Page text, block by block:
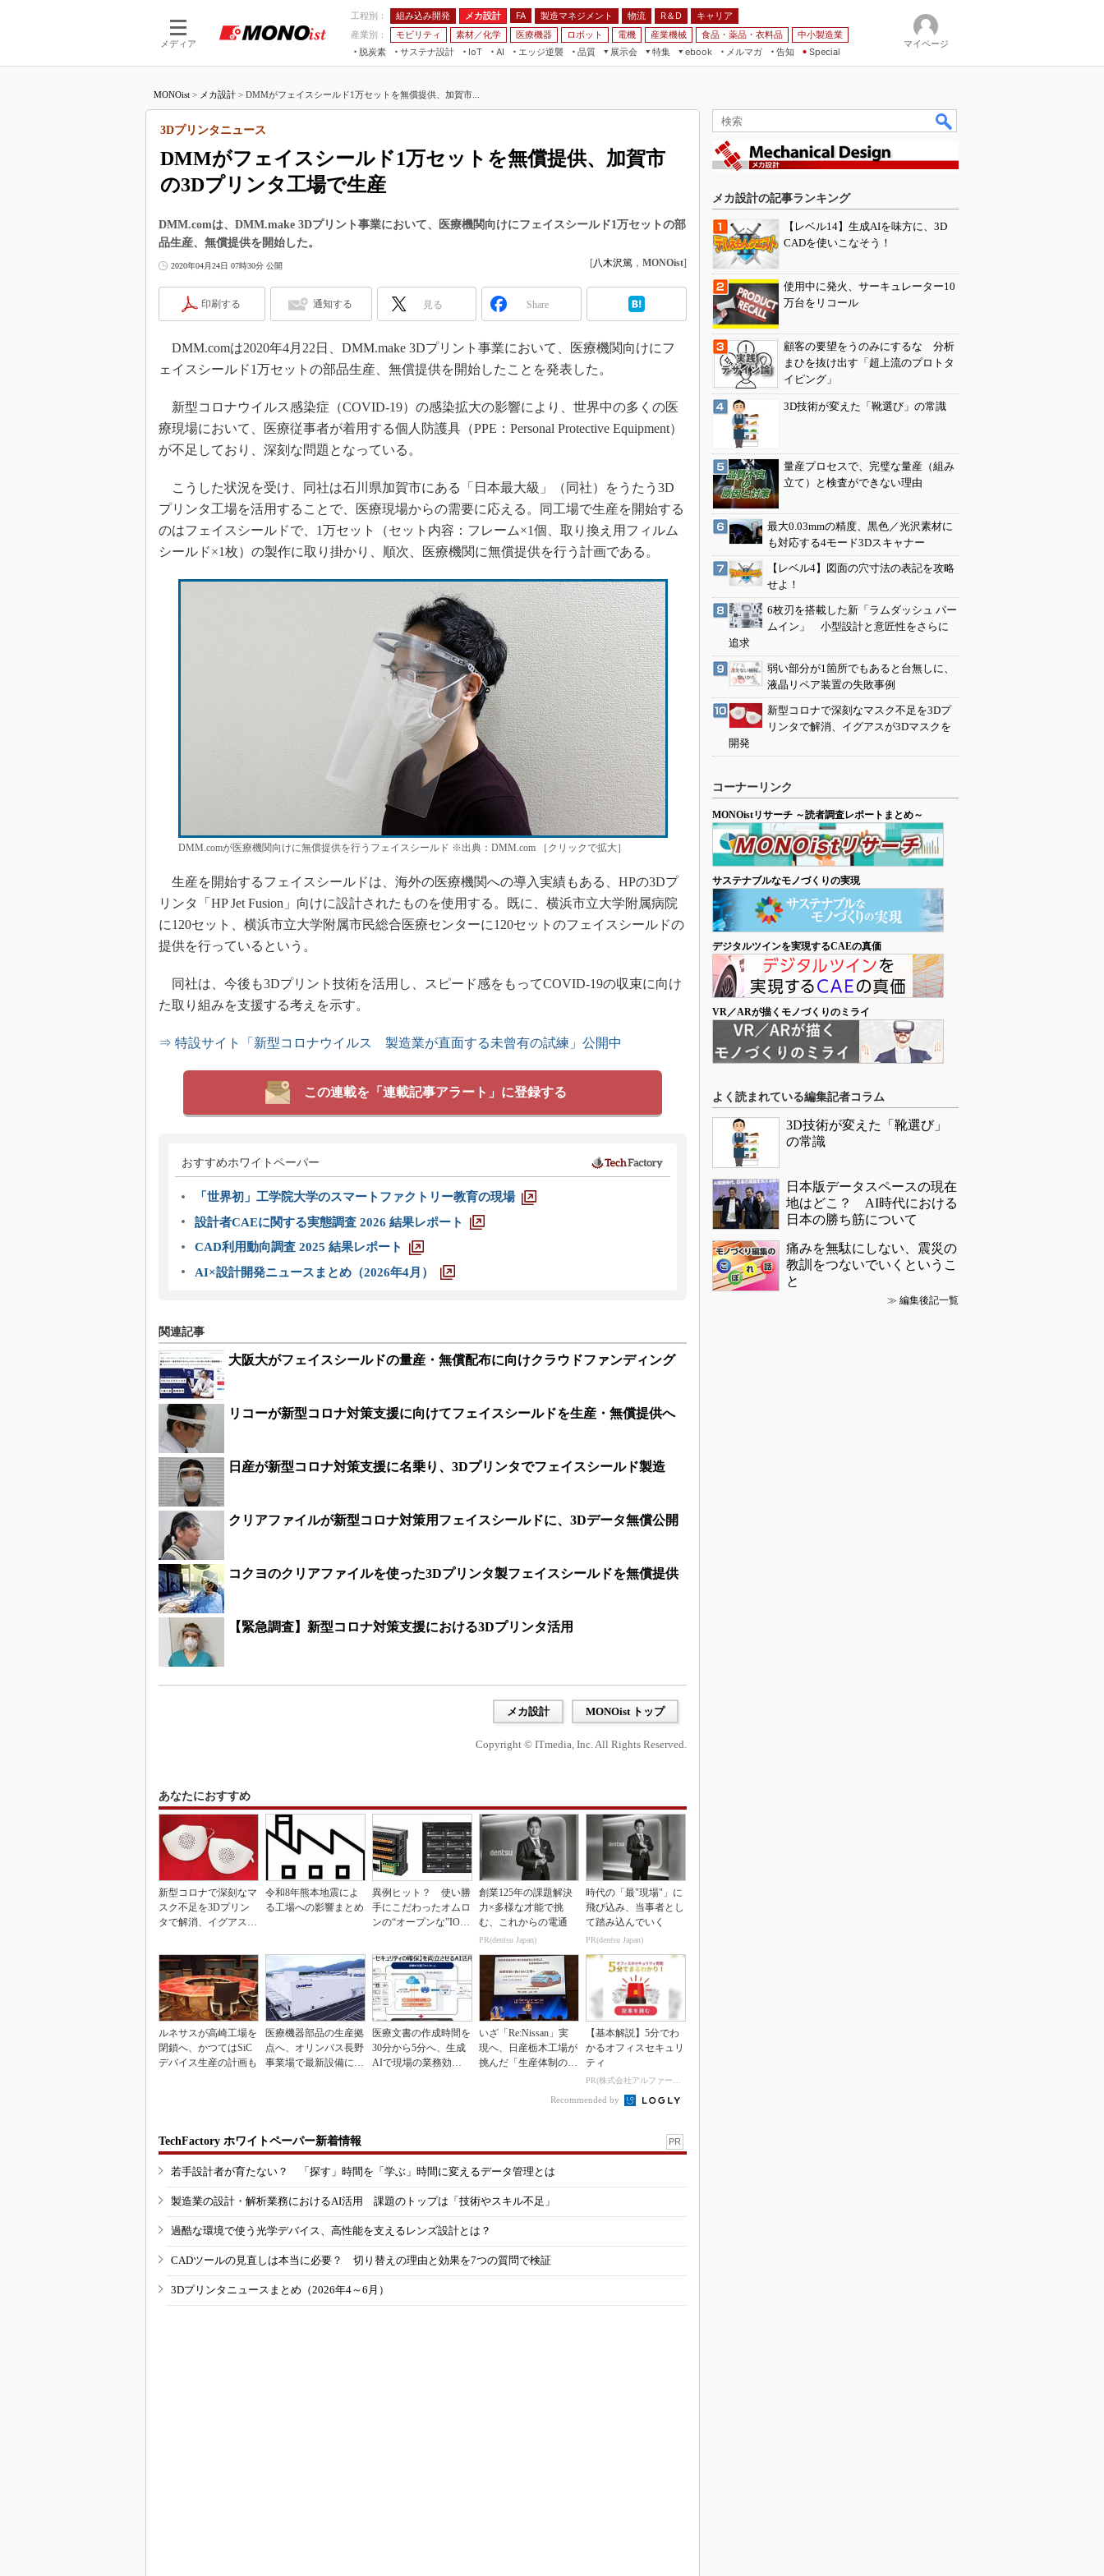
メディア
工程別： 組み込み開発 メカ設計 FA 製造マネジメント 物流 R＆D
キャリア
産業別：
モビリティ 素材／化学 医療機器 ロボット 電機 産業機械 食品・薬品・衣料品
中小製造業
脱炭素
サステナ設計
IoT
つながる工場
AI
AI×設備保全
エッジ逆襲 品質
展示会
JIMTOF
IIFES
TECHNO-FRONTIER
EdgeTech+
特集
VR／AR
フィールドサービス
組み込み画像技術
車載ソフト開発
ISO26262
無償設計ツール
3Dプリンタ
デジタルツインとCAE
S＆OP
製造業ビッグデータ
メイドインジャパン
植物工場
知財マネジメント
海外生産
グローバル設計・開発
制御セキュリティ
新型コロナへの対応
ebook
モビリティ
メルマガ
告知 Special
マイページ
MONOist > メカ設計 > DMMがフェイスシールド1万セットを無償提供、加賀市...
DMMがフェイスシールド1万セットを無償提供、加賀市
の3Dプリンタ工場で生産
3Dプリンタニュース
DMM.comは、DMM.make 3Dプリント事業において、医療機関向けにフェイスシールド1万セットの部
品生産、無償提供を開始した。
2020年04月24日 07時30分 公開 [八木沢篤 ， MONOist]
印刷する 通知する 見る Share
DMM.comは2020年4月22日、DMM.make 3Dプリント事業において、医療機関向けにフ
ェイスシールド1万セットの部品生産、無償提供を開始したことを発表した。
新型コロナウイルス感染症（COVID-19）の感染拡大の影響により、世界中の多くの医
療現場において、医療従事者が着用する個人防護具（PPE：Personal Protective Equipment）
が不足しており、深刻な問題となっている。
こうした状況を受け、同社は石川県加賀市にある「日本最大級」（同社）をうたう3D
プリンタ工場を活用することで、医療現場からの需要に応える。同工場で生産を開始する
のはフェイスシールドで、1万セット（セット内容：フレーム×1個、取り換え用フィルム
シールド×1枚）の製作に取り掛かり、順次、医療機関に無償提供を行う計画である。
DMM.comが医療機関向けに無償提供を行うフェイスシールド ※出典：DMM.com ［クリックで拡大］
生産を開始するフェイスシールドは、海外の医療機関への導入実績もある、HPの3Dプ
リンタ「HP Jet Fusion」向けに設計されたものを使用する。既に、横浜市立大学附属病院
に120セット、横浜市立大学附属市民総合医療センターに120セットのフェイスシールドの
提供を行っているという。
同社は、今後も3Dプリント技術を活用し、スピード感をもってCOVID-19の収束に向け
た取り組みを支援する考えを示す。
⇒ 特設サイト「新型コロナウイルス 製造業が直面する未曾有の試練」公開中
この連載を「連載記事アラート」に登録する
おすすめホワイトペーパー
「世界初」工学院大学のスマートファクトリー教育の現場
設計者CAEに関する実態調査 2026 結果レポート
CAD利用動向調査 2025 結果レポート
AI×設計開発ニュースまとめ（2026年4月）
関連記事
大阪大がフェイスシールドの量産・無償配布に向けクラウドファンディング
リコーが新型コロナ対策支援に向けてフェイスシールドを生産・無償提供へ
日産が新型コロナ対策支援に名乗り、3Dプリンタでフェイスシールド製造
クリアファイルが新型コロナ対策用フェイスシールドに、3Dデータ無償公開
コクヨのクリアファイルを使った3Dプリンタ製フェイスシールドを無償提供
【緊急調査】新型コロナ対策支援における3Dプリンタ活用
メカ設計 MONOist トップ
Copyright © ITmedia, Inc. All Rights Reserved.
あなたにおすすめ
新型コロナで深刻なマ
スク不足を3Dプリン
タで解消、イグアスが
令和8年熊本地震によ
る工場への影響まとめ
異例ヒット？ 使い勝
手にこだわったオムロ
ンの“オープンな”IO-L
創業125年の課題解決
力×多様な才能で挑
む、これからの電通
PR(dentsu Japan)
時代の「最"現場"」に
飛び込み、当事者とし
て踏み込んでいく
PR(dentsu Japan)
ルネサスが高崎工場を
閉鎖へ、かつてはSiC
デバイス生産の計画も
医療機器部品の生産拠
点へ、オリンパス長野
事業場で最新設備に機
医療文書の作成時間を
30分から5分へ、生成
AIで現場の業務効率
いざ「Re:Nissan」実
現へ、日産栃木工場が
挑んだ「生産体制の比
【基本解説】5分でわ
かるオフィスセキュリ
ティ
PR(株式会社アルファーテクノ)
Recommended by
TechFactory ホワイトペーパー新着情報 PR
若手設計者が育たない？ 「探す」時間を「学ぶ」時間に変えるデータ管理とは
製造業の設計・解析業務におけるAI活用 課題のトップは「技術やスキル不足」
過酷な環境で使う光学デバイス、高性能を支えるレンズ設計とは？
CADツールの見直しは本当に必要？ 切り替えの理由と効果を7つの質問で検証
3Dプリンタニュースまとめ（2026年4～6月）
メカ設計の記事ランキング
【レベル14】生成AIを味方に、3D
CADを使いこなそう！
使用中に発火、サーキュレーター10
万台をリコール
顧客の要望をうのみにするな 分析
まひを抜け出す「超上流のプロトタ
イピング」
3D技術が変えた「靴選び」の常識
量産プロセスで、完璧な量産（組み
立て）と検査ができない理由
最大0.03mmの精度、黒色／光沢素材に
も対応する4モード3Dスキャナー
【レベル4】図面の穴寸法の表記を攻略
せよ！
6枚刃を搭載した新「ラムダッシュ パー
ムイン」 小型設計と意匠性をさらに
追求
弱い部分が1箇所でもあると台無しに、
液晶リペア装置の失敗事例
新型コロナで深刻なマスク不足を3Dプ
リンタで解消、イグアスが3Dマスクを
開発
コーナーリンク
MONOistリサーチ ～読者調査レポートまとめ～
サステナブルなモノづくりの実現
デジタルツインを実現するCAEの真価
VR／ARが描くモノづくりのミライ
よく読まれている編集記者コラム
3D技術が変えた「靴選び」
の常識
日本版データスペースの現在
地はどこ？ AI時代における
日本の勝ち筋について
痛みを無駄にしない、震災の
教訓をつないでいくというこ
と
≫ 編集後記一覧